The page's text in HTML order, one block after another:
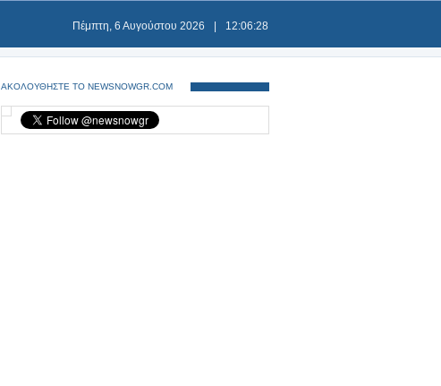
Πέμπτη, 6 Αυγούστου 2026 12:06:28
ΑΚΟΛΟΥΘΗΣΤΕ ΤΟ NEWSNOWGR.COM